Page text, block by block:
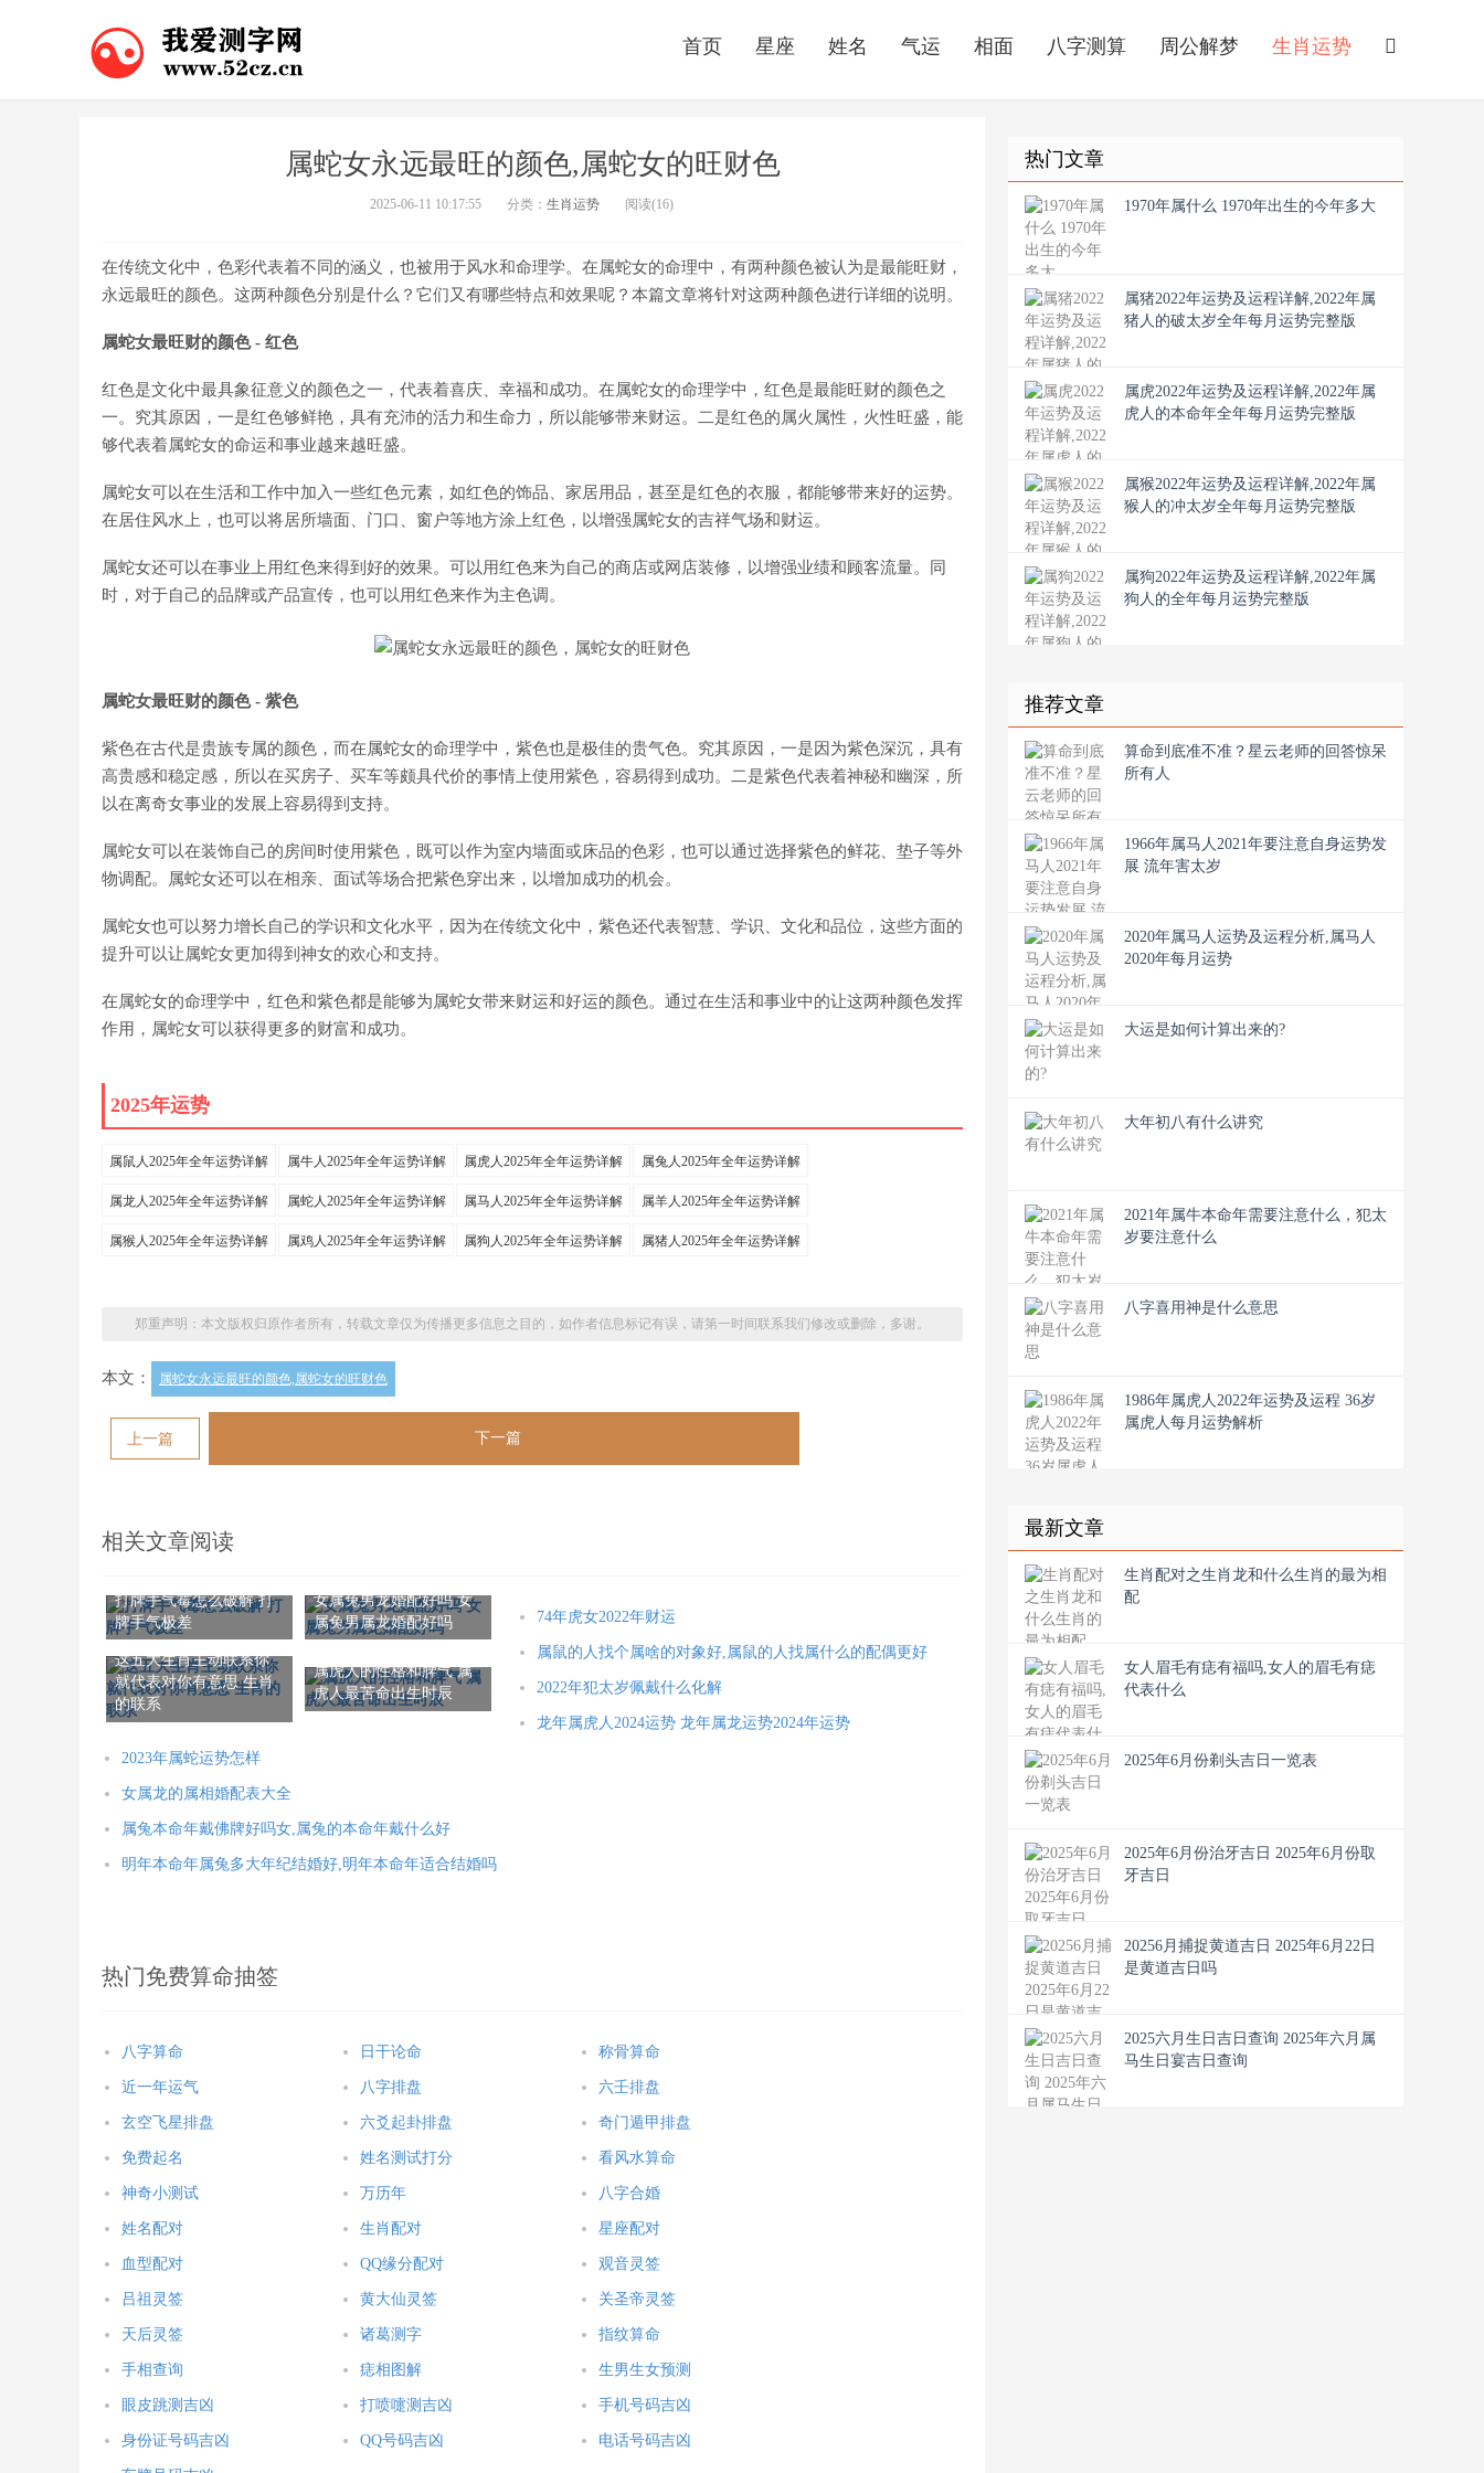
首页 星座 姓名 气运 相面 八字测算 周公解梦 生肖运势
属蛇女永远最旺的颜色,属蛇女的旺财色
2025-06-11 10:17:55 分类： 生肖运势 阅读(16)
在传统文化中，色彩代表着不同的涵义，也被用于风水和命理学。在属蛇女的命理中，有两种颜色被认为是最能旺财，
永远最旺的颜色。这两种颜色分别是什么？它们又有哪些特点和效果呢？本篇文章将针对这两种颜色进行详细的说明。
属蛇女最旺财的颜色 - 红色
红色是文化中最具象征意义的颜色之一，代表着喜庆、幸福和成功。在属蛇女的命理学中，红色是最能旺财的颜色之
一。究其原因，一是红色够鲜艳，具有充沛的活力和生命力，所以能够带来财运。二是红色的属火属性，火性旺盛，能
够代表着属蛇女的命运和事业越来越旺盛。
属蛇女可以在生活和工作中加入一些红色元素，如红色的饰品、家居用品，甚至是红色的衣服，都能够带来好的运势。
在居住风水上，也可以将居所墙面、门口、窗户等地方涂上红色，以增强属蛇女的吉祥气场和财运。
属蛇女还可以在事业上用红色来得到好的效果。可以用红色来为自己的商店或网店装修，以增强业绩和顾客流量。同
时，对于自己的品牌或产品宣传，也可以用红色来作为主色调。
属蛇女最旺财的颜色 - 紫色
紫色在古代是贵族专属的颜色，而在属蛇女的命理学中，紫色也是极佳的贵气色。究其原因，一是因为紫色深沉，具有
高贵感和稳定感，所以在买房子、买车等颇具代价的事情上使用紫色，容易得到成功。二是紫色代表着神秘和幽深，所
以在离奇女事业的发展上容易得到支持。
属蛇女可以在装饰自己的房间时使用紫色，既可以作为室内墙面或床品的色彩，也可以通过选择紫色的鲜花、垫子等外
物调配。属蛇女还可以在相亲、面试等场合把紫色穿出来，以增加成功的机会。
属蛇女也可以努力增长自己的学识和文化水平，因为在传统文化中，紫色还代表智慧、学识、文化和品位，这些方面的
提升可以让属蛇女更加得到神女的欢心和支持。
在属蛇女的命理学中，红色和紫色都是能够为属蛇女带来财运和好运的颜色。通过在生活和事业中的让这两种颜色发挥
作用，属蛇女可以获得更多的财富和成功。
2025年运势
属鼠人2025年全年运势详解 属牛人2025年全年运势详解 属虎人2025年全年运势详解 属兔人2025年全年运势详解
属龙人2025年全年运势详解 属蛇人2025年全年运势详解 属马人2025年全年运势详解 属羊人2025年全年运势详解
属猴人2025年全年运势详解 属鸡人2025年全年运势详解 属狗人2025年全年运势详解 属猪人2025年全年运势详解
郑重声明：本文版权归原作者所有，转载文章仅为传播更多信息之目的，如作者信息标记有误，请第一时间联系我们修改或删除，多谢。
本文： 属蛇女永远最旺的颜色,属蛇女的旺财色
上一篇 下一篇
相关文章阅读
打牌手气霉怎么破解 打
牌手气极差
女属兔男龙婚配好吗 女
属兔男属龙婚配好吗
这五大生肖主动联系你
就代表对你有意思 生肖
的联系
属虎人的性格和脾气 属
虎人最苦命出生时辰
74年虎女2022年财运
属鼠的人找个属啥的对象好,属鼠的人找属什么的配偶更好
2022年犯太岁佩戴什么化解
龙年属虎人2024运势 龙年属龙运势2024年运势
2023年属蛇运势怎样
女属龙的属相婚配表大全
属兔本命年戴佛牌好吗女,属兔的本命年戴什么好
明年本命年属兔多大年纪结婚好,明年本命年适合结婚吗
热门免费算命抽签
八字算命 日干论命 称骨算命
近一年运气 八字排盘 六壬排盘
玄空飞星排盘 六爻起卦排盘 奇门遁甲排盘
免费起名 姓名测试打分 看风水算命
神奇小测试 万历年 八字合婚
姓名配对 生肖配对 星座配对
血型配对 QQ缘分配对 观音灵签
吕祖灵签 黄大仙灵签 关圣帝灵签
天后灵签 诸葛测字 指纹算命
手相查询 痣相图解 生男生女预测
眼皮跳测吉凶 打喷嚏测吉凶 手机号码吉凶
身份证号码吉凶 QQ号码吉凶 电话号码吉凶
热门文章
1970年属什么 1970年出生的今年多大
属猪2022年运势及运程详解,2022年属
猪人的破太岁全年每月运势完整版
属虎2022年运势及运程详解,2022年属
虎人的本命年全年每月运势完整版
属猴2022年运势及运程详解,2022年属
猴人的冲太岁全年每月运势完整版
属狗2022年运势及运程详解,2022年属
狗人的全年每月运势完整版
推荐文章
算命到底准不准？星云老师的回答惊呆
所有人
1966年属马人2021年要注意自身运势发
展 流年害太岁
2020年属马人运势及运程分析,属马人
2020年每月运势
大运是如何计算出来的?
大年初八有什么讲究
2021年属牛本命年需要注意什么，犯太
岁要注意什么
八字喜用神是什么意思
1986年属虎人2022年运势及运程 36岁
属虎人每月运势解析
最新文章
生肖配对之生肖龙和什么生肖的最为相
配
女人眉毛有痣有福吗,女人的眉毛有痣
代表什么
2025年6月份剃头吉日一览表
2025年6月份治牙吉日 2025年6月份取
牙吉日
20256月捕捉黄道吉日 2025年6月22日
是黄道吉日吗
2025六月生日吉日查询 2025年六月属
马生日宴吉日查询